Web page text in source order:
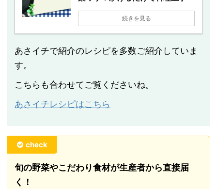
続きを見る
あさイチで紹介のレシピを多数ご紹介していま
す。
こちらも合わせてご覧くださいね。
あさイチレシピはこちら
check
旬の野菜やこだわり食材が生産者から直接届
く！